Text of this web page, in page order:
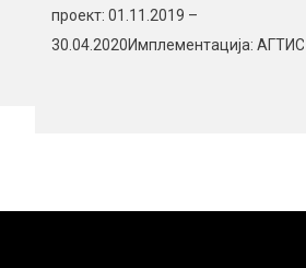
проект: 01.11.2019 –
30.04.2020Имплементација: